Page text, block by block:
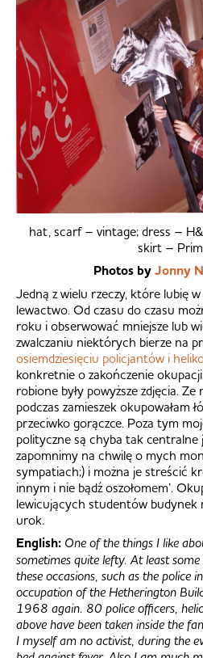
hat, scarf – vintage; dress –
skirt –
Photos byJonny
Jedną z wielu rzeczy, które lubię
lewactwo. Od czasu do czasu
roku i obserwować mniejsze lub
zwalczaniu niektórych bierze na
osiemdziesięciu policjantów i
konkretnie o zakończenie
robione były powyższe zdjęcia.
podczas zamieszek okupowałam
przeciwko gorączce. Poza tym
polityczne są chyba tak centralne
zapomnimy na chwilę o mych
sympatiach;) i można je streścić
innym i nie bądź oszołomem’.
lewicujących studentów budynek
urok.
English: One of the things I like
sometimes quite lefty. At least
these occasions, such as the police
occupation of the Hetherington
1968 again. 80 police officers,
above have been taken inside the
I myself am no activist, during the